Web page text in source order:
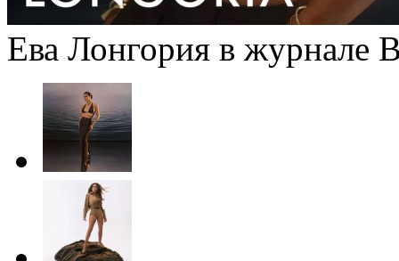
Ева Лонгория в журнале